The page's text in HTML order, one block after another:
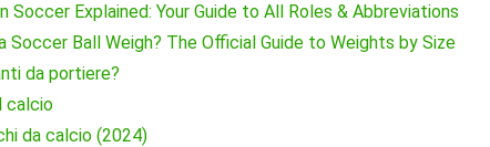
Soccer Explained: Your Guide to All Roles & Abbreviations
Soccer Ball Weigh? The Official Guide to Weights by Size
da portiere?
calcio
da calcio (2024)